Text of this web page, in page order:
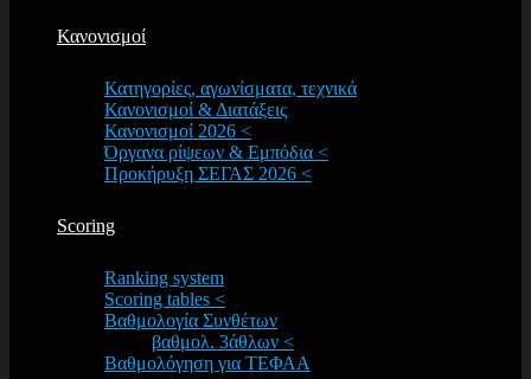
Κανονισμοί
Κατηγορίες, αγωνίσματα, τεχνικά
Κανονισμοί & Διατάξεις
Κανονισμοί 2026 <
Όργανα ρίψεων & Εμπόδια <
Προκήρυξη ΣΕΓΑΣ 2026 <
Scoring
Ranking system
Scoring tables <
Βαθμολογία Συνθέτων
βαθμολ. 3άθλων <
Βαθμολόγηση για ΤΕΦΑΑ